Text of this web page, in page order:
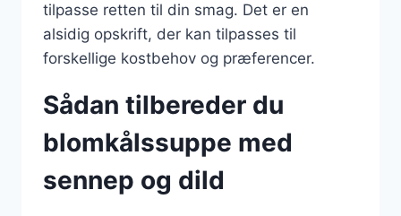
tilpasse retten til din smag. Det er en
alsidig opskrift, der kan tilpasses til
forskellige kostbehov og præferencer.
Sådan tilbereder du
blomkålssuppe med
sennep og dild